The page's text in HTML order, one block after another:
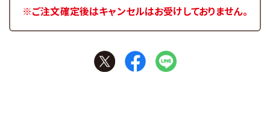
※ご注文確定後はキャンセルはお受けしておりません。